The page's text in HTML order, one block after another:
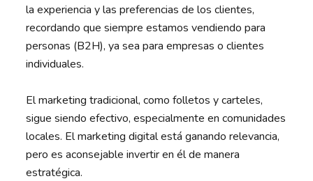
la experiencia y las preferencias de los clientes,
recordando que siempre estamos vendiendo para
personas (B2H), ya sea para empresas o clientes
individuales.
El marketing tradicional, como folletos y carteles,
sigue siendo efectivo, especialmente en comunidades
locales. El marketing digital está ganando relevancia,
pero es aconsejable invertir en él de manera
estratégica.